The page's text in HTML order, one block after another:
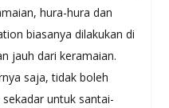
hura-hura dan
biasanya dilakukan di
jauh dari keramaian.
saja, tidak boleh
untuk santai-